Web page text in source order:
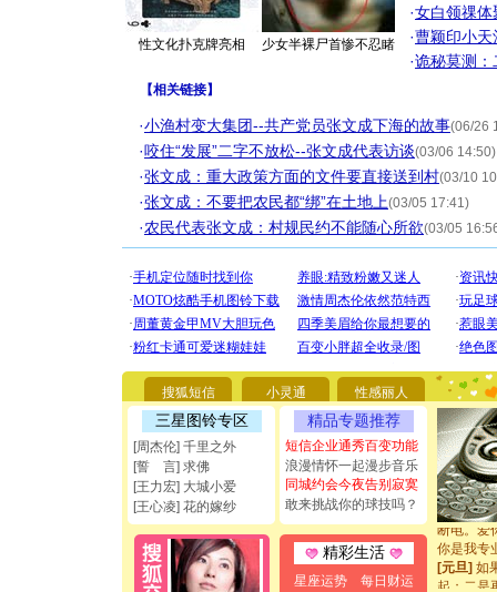
性文化扑克牌亮相 少女半裸尸首惨不忍睹
·女白领祼体
·曹颖印小天
·诡秘莫测：
【相关链接】
·小渔村变大集团--共产党员张文成下海的故事(06/26
·咬住“发展”二字不放松--张文成代表访谈(03/06 14:50)
·张文成：重大政策方面的文件要直接送到村(03/10
·张文成：不要把农民都“绑”在土地上(03/05 17:41)
·农民代表张文成：村规民约不能随心所欲(03/05
搜狐短信 小灵通 性感丽人
三星图铃专区
[周杰伦] 千里之外
[誓 言] 求佛
[王力宏] 大城小爱
[王心凌] 花的嫁纱
精品专题推荐
短信企业通秀百变功能
浪漫情怀一起漫步音乐
同城约会今夜告别寂寞
敢来挑战你的球技吗？
精彩生活
星座运势
每日财运
[圣诞节]
你太多，
要平安
[圣诞节]
能正大光
都要快乐
[圣诞节]
如意,快
[元旦]看
断电。爱
你是我专
[元旦]如
起；二是